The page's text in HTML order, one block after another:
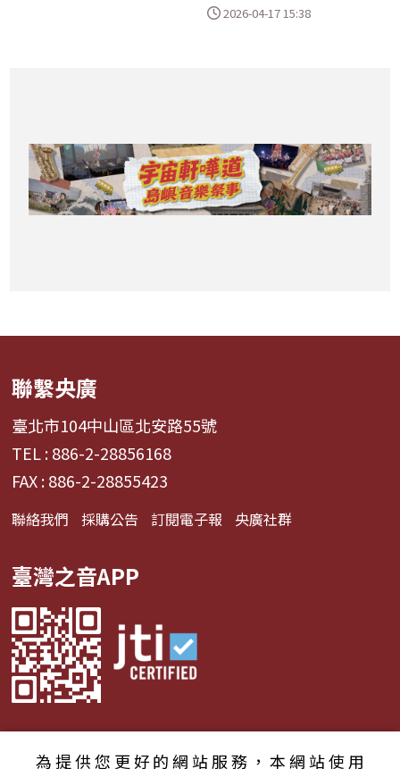
2026-04-17 15:38
聯繫央廣
臺北市104中山區北安路55號
TEL : 886-2-28856168
FAX : 886-2-28855423
聯絡我們 採購公告 訂閱電子報 央廣社群
臺灣之音APP
為提供您更好的網站服務，本網站使用